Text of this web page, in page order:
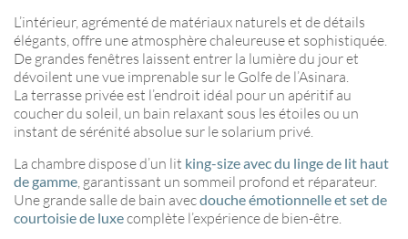
L’intérieur, agrémenté de matériaux naturels et de détails
élégants, offre une atmosphère chaleureuse et sophistiquée.
De grandes fenêtres laissent entrer la lumière du jour et
dévoilent une vue imprenable sur le Golfe de l’Asinara.
La terrasse privée est l’endroit idéal pour un apéritif au
coucher du soleil, un bain relaxant sous les étoiles ou un
instant de sérénité absolue sur le solarium privé.
La chambre dispose d’un lit king-size avec du linge de lit haut
de gamme , garantissant un sommeil profond et réparateur.
Une grande salle de bain avecdouche émotionnelle et set de
courtoisie de luxecomplète l’expérience de bien-être.